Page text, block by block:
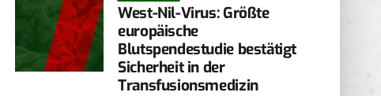
West-Nil-Virus: Größte
europäische
Blutspendestudie bestätigt
Sicherheit in der
Transfusionsmedizin